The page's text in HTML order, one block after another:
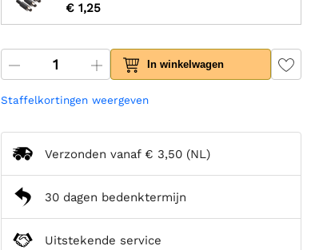
€ 1,25
In winkelwagen
Staffelkortingen weergeven
Verzonden vanaf € 3,50 (NL)
30 dagen bedenktermijn
Uitstekende service